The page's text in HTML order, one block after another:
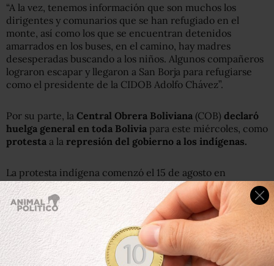
“A la vez, tenemos información que son muchos los
dirigentes y comunarios que se han refugiado en el
monte, así como los que se encuentran detenidos
amarrados en los buses, en el camino, hay madres
desesperadas buscando a los niños. Algunos compañeros
lograron escapar y llegaron a San Borja para refugiarse
como el presidente de la CIDOB Adolfo Chávez”.
Por su parte, la Central Obrera Boliviana (COB) declaró
huelga general en toda Bolivia para este miércoles, como
protesta a la represión del gobierno a los indígenas.
La protesta indígena comenzó el 15 de agosto en
Trinidad, y recorrió a pie unos 273 kilómetros en 42 días.
Según Erbol,
una agencia de noticias indígenas, unos dos
mil indígenas fueron sorprendidos por policías cuando
descansaban en la hacienda San Lorenzo.